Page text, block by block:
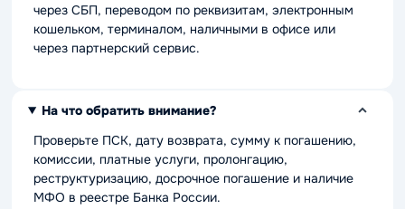
через СБП, переводом по реквизитам, электронным
кошельком, терминалом, наличными в офисе или
через партнерский сервис.
На что обратить внимание?
Проверьте ПСК, дату возврата, сумму к погашению,
комиссии, платные услуги, пролонгацию,
реструктуризацию, досрочное погашение и наличие
МФО в реестре Банка России.